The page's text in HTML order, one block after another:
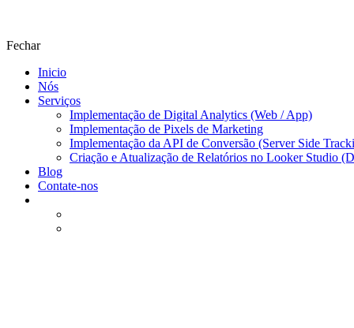
Fechar
Inicio
Nós
Serviços
Implementação de Digital Analytics (Web / App)
Implementação de Pixels de Marketing
Implementação da API de Conversão (Server Side
Criação e Atualização de Relatórios no Looker Studio
Blog
Contate-nos